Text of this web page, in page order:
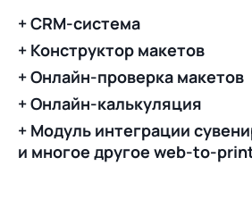
+ CRM-система
+ Конструктор макетов
+ Онлайн-проверка макетов
+ Онлайн-калькуляция
+ Модуль интеграции
и многое другое web-to-